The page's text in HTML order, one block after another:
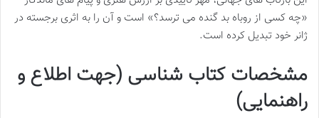
«چه کسی از روباه بد گنده می ترسد؟» است و آن را به اثری برجسته در
ژانر خود تبدیل کرده است.
مشخصات کتاب شناسی (جهت اطلاع و
راهنمایی)